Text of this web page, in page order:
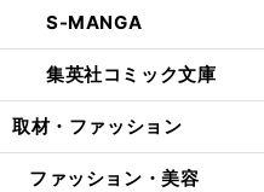
S-MANGA
集英社コミック文庫
取材・ファッション
ファッション・美容